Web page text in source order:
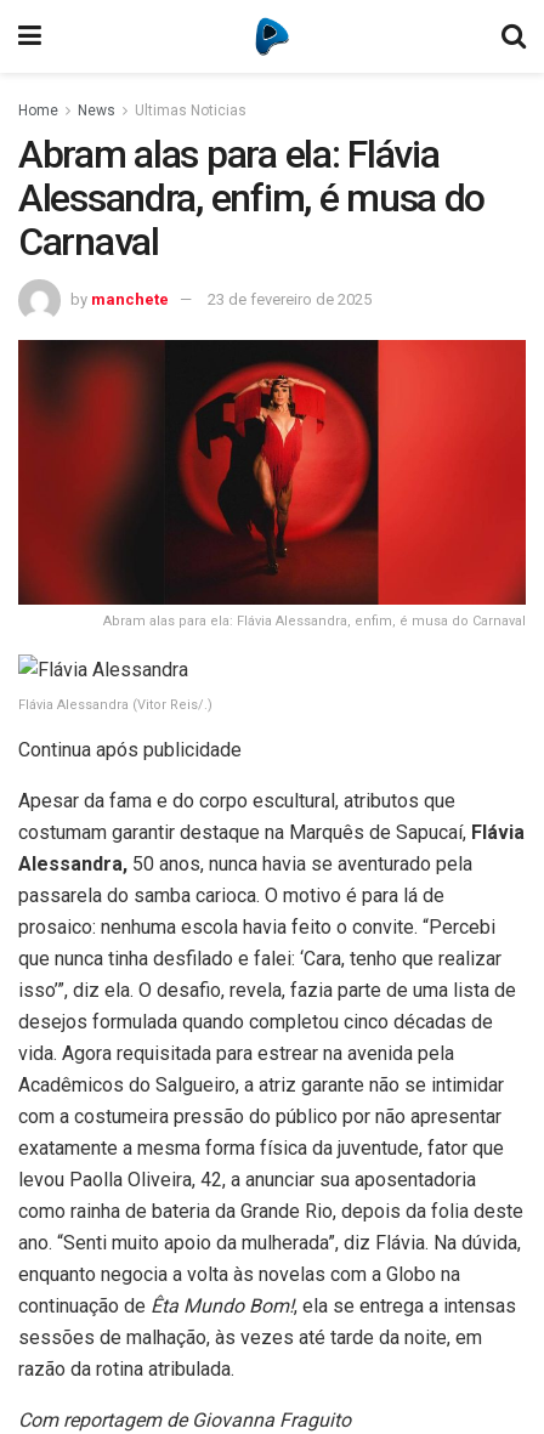
Home News Ultimas Noticias
Abram alas para ela: Flávia
Alessandra, enfim, é musa do
Carnaval
by manchete 23 de fevereiro de 2025
Abram alas para ela: Flávia Alessandra, enfim, é musa do Carnaval
Flávia Alessandra (Vitor Reis/.)
Continua após publicidade
Apesar da fama e do corpo escultural, atributos que
costumam garantir destaque na Marquês de Sapucaí, Flávia
Alessandra, 50 anos, nunca havia se aventurado pela
passarela do samba carioca. O motivo é para lá de
prosaico: nenhuma escola havia feito o convite. “Percebi
que nunca tinha desfilado e falei: ‘Cara, tenho que realizar
isso’”, diz ela. O desafio, revela, fazia parte de uma lista de
desejos formulada quando completou cinco décadas de
vida. Agora requisitada para estrear na avenida pela
Acadêmicos do Salgueiro, a atriz garante não se intimidar
com a costumeira pressão do público por não apresentar
exatamente a mesma forma física da juventude, fator que
levou Paolla Oliveira, 42, a anunciar sua aposentadoria
como rainha de bateria da Grande Rio, depois da folia deste
ano. “Senti muito apoio da mulherada”, diz Flávia. Na dúvida,
enquanto negocia a volta às novelas com a Globo na
continuação de Êta Mundo Bom!, ela se entrega a intensas
sessões de malhação, às vezes até tarde da noite, em
razão da rotina atribulada.
Com reportagem de Giovanna Fraguito